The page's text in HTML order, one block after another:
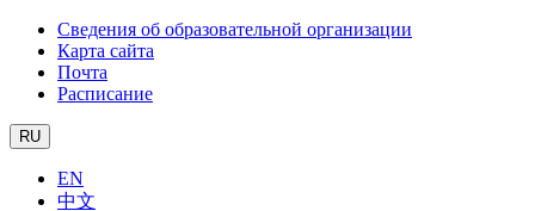
Сведения об образовательной организации
Карта сайта
Почта
Расписание
RU
EN
中文